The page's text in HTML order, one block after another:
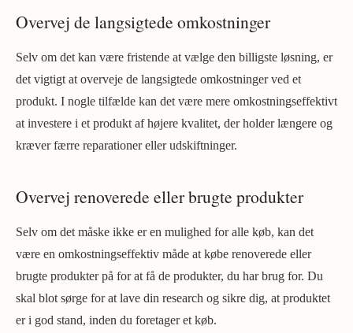
Overvej de langsigtede omkostninger
Selv om det kan være fristende at vælge den billigste løsning, er
det vigtigt at overveje de langsigtede omkostninger ved et
produkt. I nogle tilfælde kan det være mere omkostningseffektivt
at investere i et produkt af højere kvalitet, der holder længere og
kræver færre reparationer eller udskiftninger.
Overvej renoverede eller brugte produkter
Selv om det måske ikke er en mulighed for alle køb, kan det
være en omkostningseffektiv måde at købe renoverede eller
brugte produkter på for at få de produkter, du har brug for. Du
skal blot sørge for at lave din research og sikre dig, at produktet
er i god stand, inden du foretager et køb.